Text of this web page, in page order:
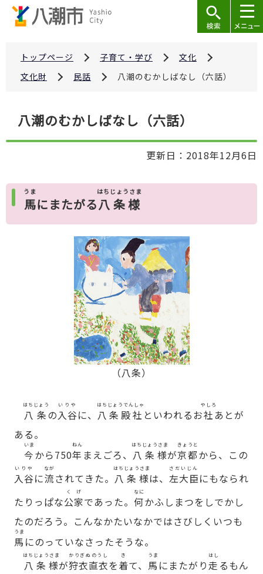
トップページ 子育て・学び
文化
文化財
民話 八潮のむかしばなし（六話）
こ
ら
八潮のむかしばなし（六話）
更新日：2018年12月6日
馬
うま
にまたがる八条様
はちじょうさま
（八条）
八条
はちじょう
の入谷
いりや
に、 八条殿社
はちじょうでんしゃ
といわれるお社
やしろ
あとが
ある。
今
いま
から750年
ねん
まえごろ、 八条様
はちじょうさま
が京都
きょうと
から、この
入谷
いりや
に流
なが
されてきた。 八条様
はちじょうさま
は、 左大臣
さだいじん
にもなられ
たりっぱな公家
くげ
であった。 何
なに
かふしまつをしでかし
たのだろう。こんなかたいなかではさびしくいつも
馬
うま
にのっていなさったそうな。
八条様
はちじょうさま
が狩衣直衣
かりぎぬのうし
を着
き
て、 馬
うま
にまたがり走
はし
るもん